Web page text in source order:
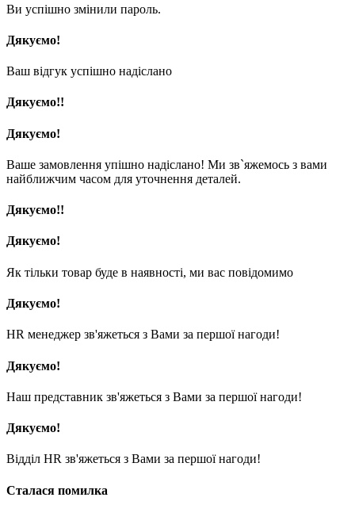
Ви успішно змінили пароль.
Дякуємо!
Ваш відгук успішно надіслано
Дякуємо!!
Дякуємо!
Ваше замовлення упішно надіслано! Ми зв`яжемось з вами
найближчим часом для уточнення деталей.
Дякуємо!!
Дякуємо!
Як тільки товар буде в наявності, ми вас повідомимо
Дякуємо!
HR менеджер зв'яжеться з Вами за першої нагоди!
Дякуємо!
Наш представник зв'яжеться з Вами за першої нагоди!
Дякуємо!
Відділ HR зв'яжеться з Вами за першої нагоди!
Сталася помилка